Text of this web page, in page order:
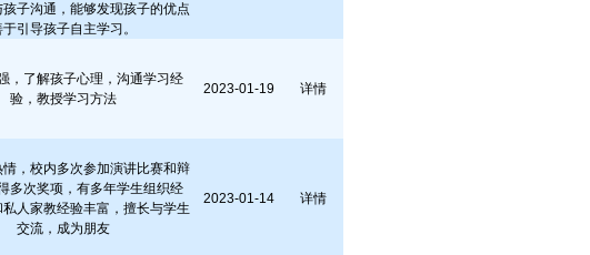
子沟通，能够发现孩子的优点
于引导孩子自主学习。
，了解孩子心理，沟通学习经
验，教授学习方法
2023-01-19 详情
，校内多次参加演讲比赛和辩
多次奖项，有多年学生组织经
私人家教经验丰富，擅长与学生
交流，成为朋友
2023-01-14 详情